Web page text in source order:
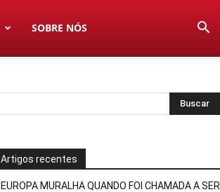
SOBRE NÓS
Artigos recentes
EUROPA MURALHA QUANDO FOI CHAMADA A SER